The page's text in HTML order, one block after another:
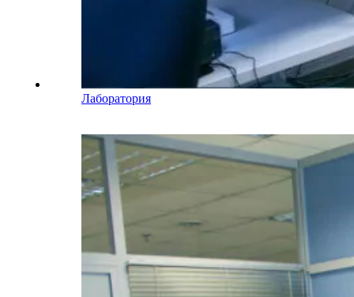
Лаборатория